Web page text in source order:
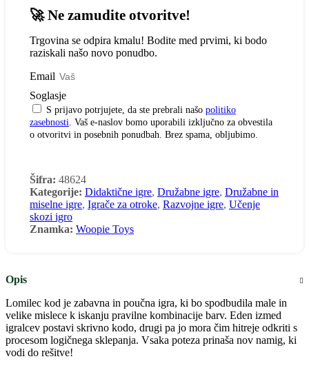
🚀 Ne zamudite otvoritve!
Trgovina se odpira kmalu! Bodite med prvimi, ki bodo
raziskali našo novo ponudbo.
Email
Soglasje
S prijavo potrjujete, da ste prebrali našo politiko
zasebnosti . Vaš e-naslov bomo uporabili izključno za obvestila
o otvoritvi in posebnih ponudbah. Brez spama, obljubimo.
Šifra: 48624
Kategorije: Didaktične igre, Družabne igre, Družabne in
miselne igre, Igrače za otroke, Razvojne igre, Učenje
skozi igro
Znamka: Woopie Toys
Opis
Lomilec kod je zabavna in poučna igra, ki bo spodbudila male in
velike mislece k iskanju pravilne kombinacije barv. Eden izmed
igralcev postavi skrivno kodo, drugi pa jo mora čim hitreje odkriti s
procesom logičnega sklepanja. Vsaka poteza prinaša nov namig, ki
vodi do rešitve!